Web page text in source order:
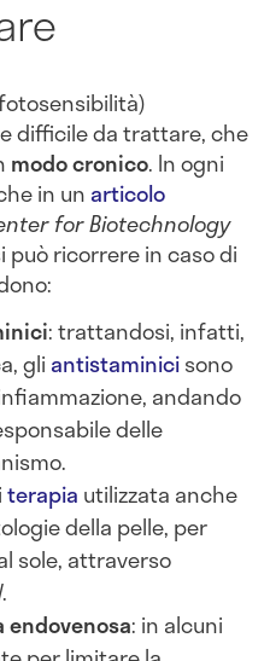
difficile da trattare, che
modo cronico. In ogni
in un articolo
for Biotechnology
può ricorrere in caso di
i: trattandosi, infatti,
gli antistaminicisono
andando
delle
terapia utilizzata anche
della pelle, per
sole, attraverso
: in alcuni